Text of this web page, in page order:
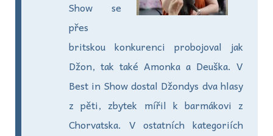
Show se
přes
britskou konkurenci probojoval jak
Džon, tak také Amonka a Deuška. V
Best in Show dostal Džondys dva hlasy
z pěti, zbytek mířil k barmákovi z
Chorvatska. V ostatních kategoriích